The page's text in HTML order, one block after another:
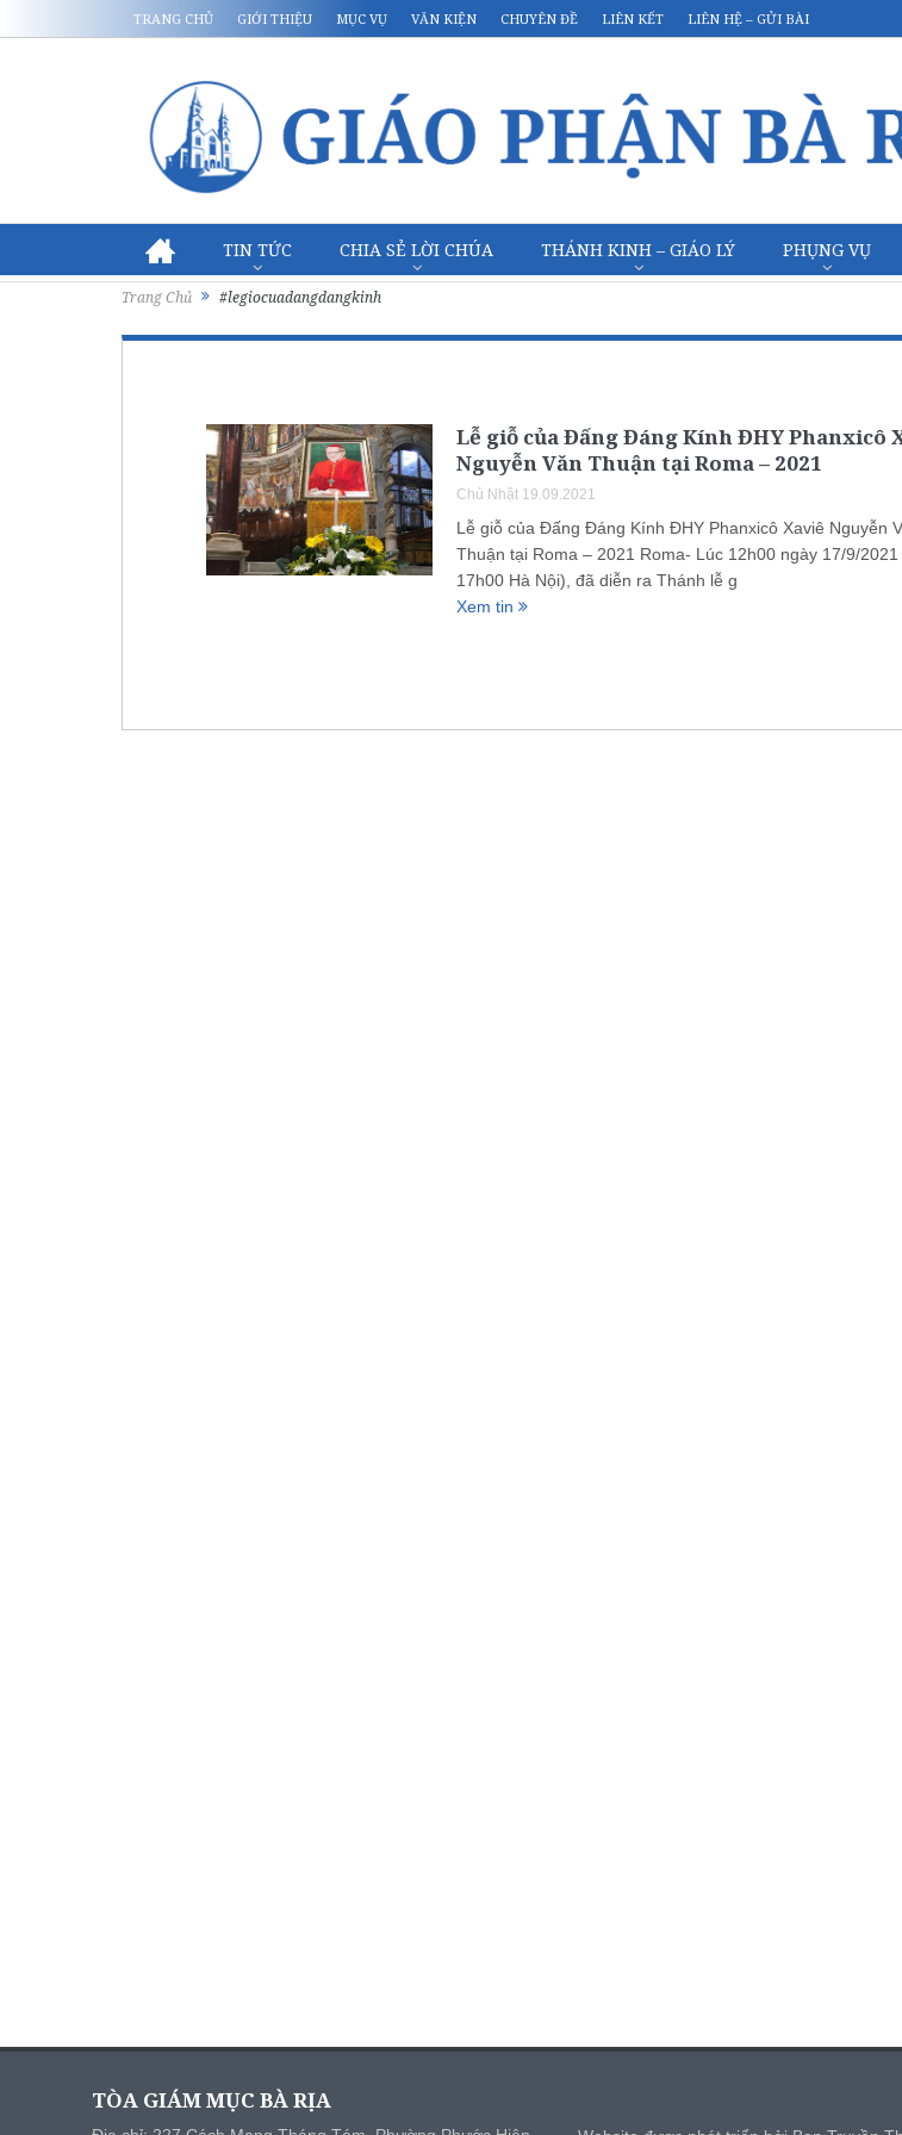
TRANG CHỦ GIỚI THIỆU MỤC VỤ VĂN KIỆN CHUYÊN ĐỀ LIÊN KẾT LIÊN HỆ – GỬI BÀI
TIN TỨC CHIA SẺ LỜI CHÚA THÁNH KINH – GIÁO LÝ PHỤNG VỤ
Trang Chủ #legiocuadangdangkinh
Lễ giỗ của Đấng Đáng Kính ĐHY Phanxicô
Nguyễn Văn Thuận tại Roma – 2021
Chủ Nhật 19.09.2021
Lễ giỗ của Đấng Đáng Kính ĐHY Phanxicô Xaviê Nguyễn
Thuận tại Roma – 2021 Roma- Lúc 12h00 ngày 17/9/
17h00 Hà Nội), đã diễn ra Thánh lễ g
Xem tin
TÒA GIÁM MỤC BÀ RỊA